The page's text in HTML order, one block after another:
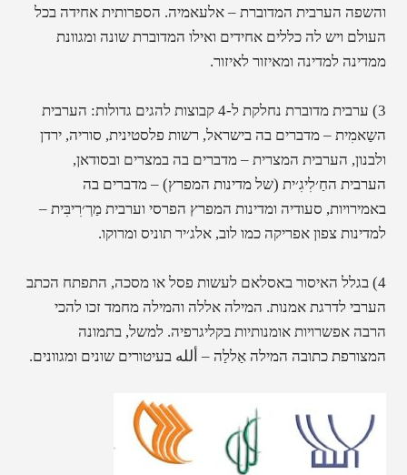
והשפה הערבית המדוברת – אלעאמיה. הספרותית אחידה בכל
העולם ויש לה כללים אחידים ואילו המדוברת שונה ומגוונת
ממדינה למדינה ומאיזור לאיזור.
הערבית
השַאמִית – מדברים בה בישראל, רשות פלסטינית, סוריה, ירדן
ולבנון,הערבית המצרית – מדברים בה במצרים ובסודאן,
הערבית החַ׳לִיגִ׳ית (של מדינות המפרץ)– מדברים בה
באמירויות, סעודיה ומדינות המפרץ הפרסיוערבית מַרְ׳רִיבִּית –
למדינות צפון אפריקה כמו לוב, אלג׳יר תוניס ומרוקו.
4) בגלל האיסור באסלאם לעשות פסל או מסכה, התפתח הכתב
הערבי לדרגת אמנות. המילה אללה והמילה מחמד זכו להכי
הרבה אפשרויות אומנותיות בקליגרפיה. למשל, בתמונה
המצורפת כתובה המילה אַללַה – ألله בעיטורים שונים ומגוונים.